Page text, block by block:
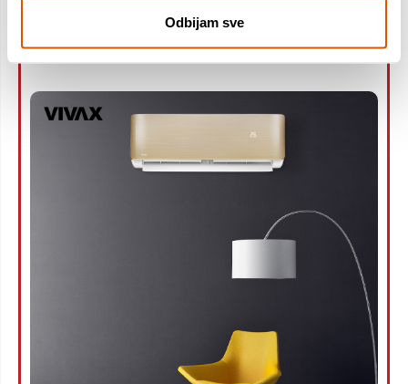
Odbijam sve
radom kako bi osušila i očistila
preostali kondenzat.